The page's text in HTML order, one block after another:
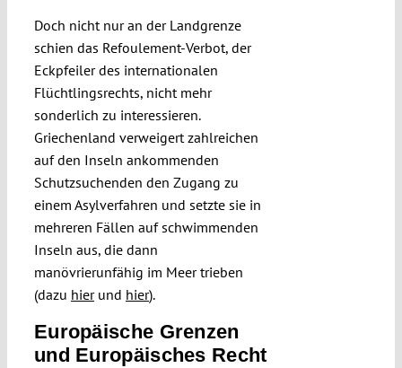
Doch nicht nur an der Landgrenze
schien das Refoulement-Verbot, der
Eckpfeiler des internationalen
Flüchtlingsrechts, nicht mehr
sonderlich zu interessieren.
Griechenland verweigert zahlreichen
auf den Inseln ankommenden
Schutzsuchenden den Zugang zu
einem Asylverfahren und setzte sie in
mehreren Fällen auf schwimmenden
Inseln aus, die dann
manövrierunfähig im Meer trieben
(dazu hierund hier).
Europäische Grenzen
und Europäisches Recht